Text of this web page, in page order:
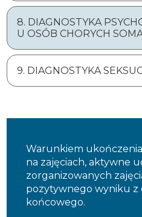
8. DIAGNOSTYKA
U OSÓB CHORYCH
9. DIAGNOSTYKA
Warunkiem
na zajęciach, aktywne
zorganizowanych
pozytywnego wyniku z
końcowego.